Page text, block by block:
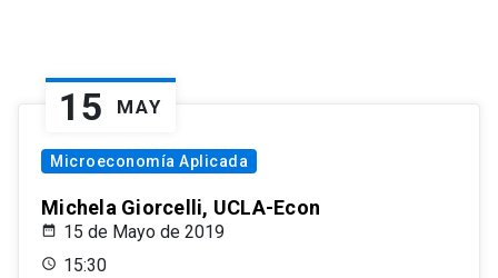
15 MAY
Microeconomía Aplicada
Michela Giorcelli, UCLA-Econ
15 de Mayo de 2019
15:30